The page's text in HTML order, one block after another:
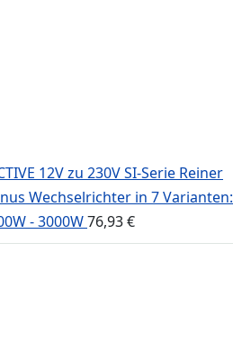
12V zu 230V SI-Serie Reiner
Wechselrichter in 7 Varianten:
- 3000W76,93€